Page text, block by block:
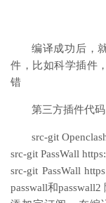
编译成功后，
件，比如科学插件
错
第三方插件代码
src-git
src-git PassWall
src-git PassWall
passwall和passwall2